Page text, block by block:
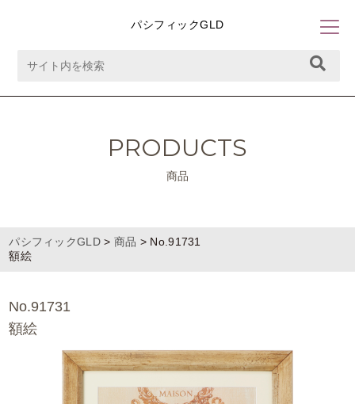
パシフィックGLD
PRODUCTS
商品
パシフィックGLD> 商品 > No.91731
額絵
No.91731
額絵